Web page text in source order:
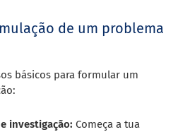
de um problema
básicos paraformular um
:
investigação: Começa a tua